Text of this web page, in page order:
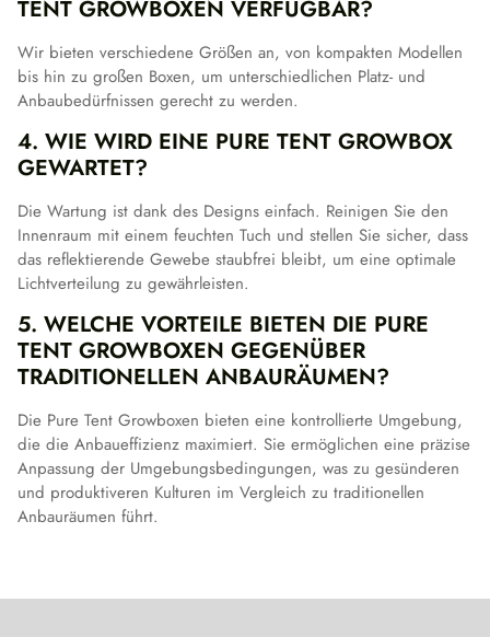
ENT GROWBOXEN VERFÜGBAR?
Wir bieten verschiedene Größen an, von kompakten Modellen
bis hin zu großen Boxen, um unterschiedlichen Platz- und
Anbaubedürfnissen gerecht zu werden.
4. WIE WIRD EINE PURE TENT GROWBOX
GEWARTET?
Die Wartung ist dank des Designs einfach. Reinigen Sie den
Innenraum mit einem feuchten Tuch und stellen Sie sicher, dass
das reflektierende Gewebe staubfrei bleibt, um eine optimale
Lichtverteilung zu gewährleisten.
5. WELCHE VORTEILE BIETEN DIE PURE
TENT GROWBOXEN GEGENÜBER
TRADITIONELLEN ANBAURÄUMEN?
Die Pure Tent Growboxen bieten eine kontrollierte Umgebung,
die die Anbaueffizienz maximiert. Sie ermöglichen eine präzise
Anpassung der Umgebungsbedingungen, was zu gesünderen
und produktiveren Kulturen im Vergleich zu traditionellen
Anbauräumen führt.